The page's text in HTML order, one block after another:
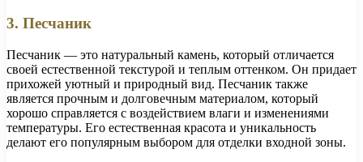
3. Песчаник
Песчаник — это натуральный камень, который отличается
своей естественной текстурой и теплым оттенком. Он придает
прихожей уютный и природный вид. Песчаник также
является прочным и долговечным материалом, который
хорошо справляется с воздействием влаги и изменениями
температуры. Его естественная красота и уникальность
делают его популярным выбором для отделки входной зоны.